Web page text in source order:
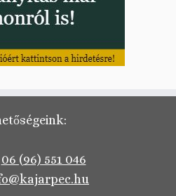
06 (96) 551 046